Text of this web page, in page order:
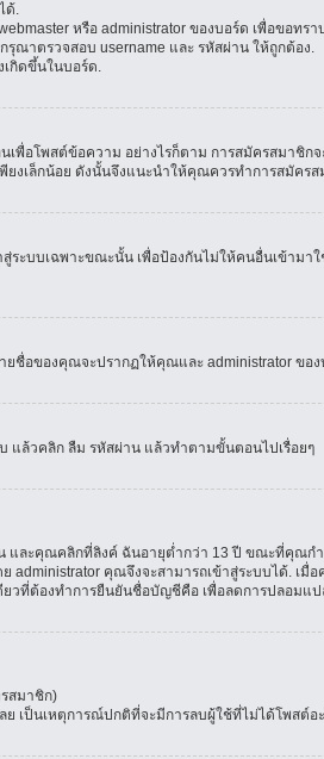
ด้.
หรือ administrator ของบอร์ด เพื่อขอทรา
ณาตรวจสอบ username และ รหัสผ่าน ให้ถูกต้อง.
กิดขึ้นในบอร์ด.
อโพสต์ข้อความ อย่างไรก็ตาม การสมัครสมาชิ
ยงเล็กน้อย ดังนั้นจึงแนะนำให้คุณควรทำการสมัครส
ะบบเฉพาะขณะนั้น เพื่อป้องกันไม่ให้คนอื่นเข้า
อของคุณจะปรากฏให้คุณและ administrator ขอ
แล้วคลิก ลืม รหัสผ่าน แล้วทำตามขั้นตอนไปเรื่อยๆ
และคุณคลิกที่ลิงค์ ฉันอายุต่ำกว่า 13 ปี ขณะที่คุ
คุณจึงจะสามารถเข้าสู่ระบบได้.
ที่ต้องทำการยืนยันชื่อบัญชีคือ เพื่อลดการปลอมแ
สมาชิก)
เป็นเหตุการณ์ปกติที่จะมีการลบผู้ใช้ที่ไม่ได้โพสต์